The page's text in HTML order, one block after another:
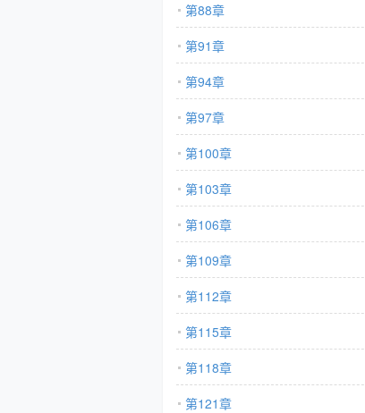
第88章
第91章
第94章
第97章
第100章
第103章
第106章
第109章
第112章
第115章
第118章
第121章